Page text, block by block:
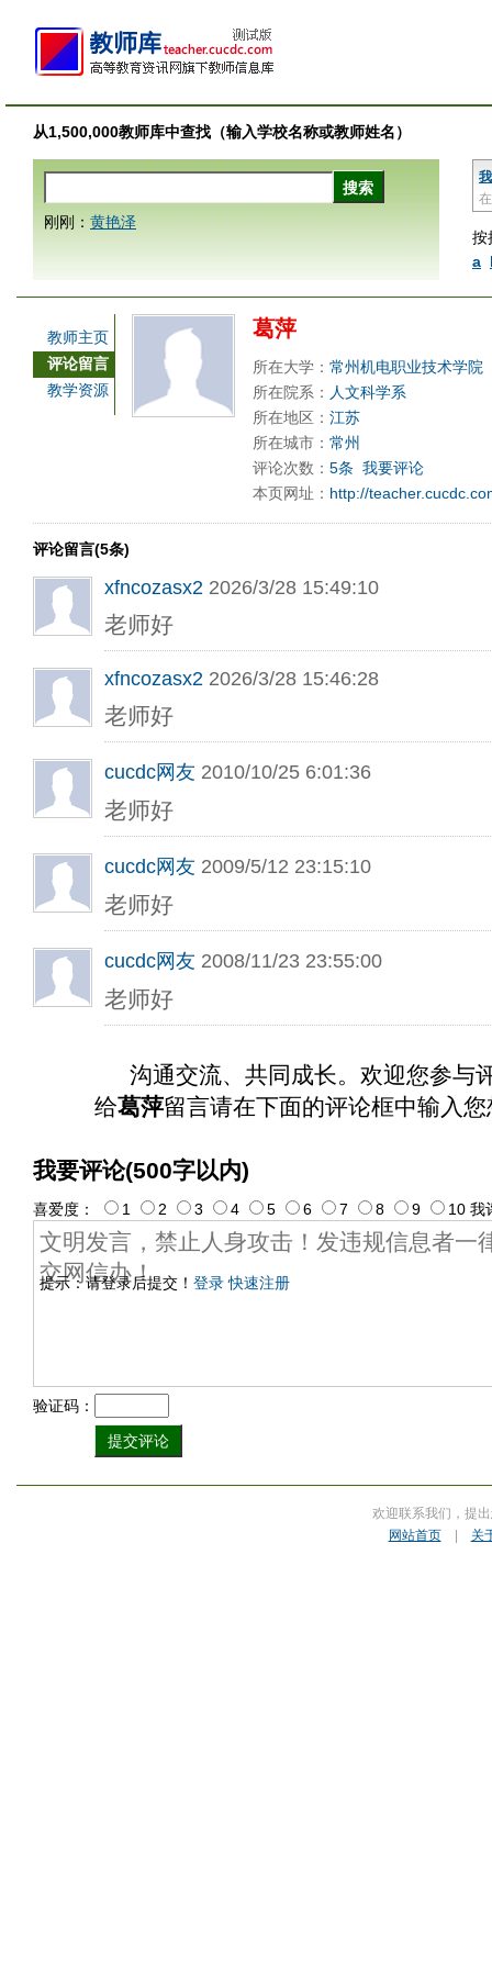
从1,500,000教师库中查找（输入学校名称或教师姓名）
按
a
刚刚： 黄艳泽
教师主页
评论留言
教学资源
葛萍
所在大学： 常州机电职业技术学院
所在院系： 人文科学系
所在地区： 江苏
所在城市： 常州
评论次数： 5条 我要评论
本页网址： http://
评论留言(5条)
xfncozasx2 2026/3/28 15:49:10
老师好
xfncozasx2 2026/3/28 15:46:28
老师好
cucdc网友 2010/10/25 6:01:36
老师好
cucdc网友 2009/5/12 23:15:10
老师好
cucdc网友 2008/11/23 23:55:00
老师好
沟通交流、共同成长。欢迎您参与
给葛萍留言请在下面的评论框中输入
我要评论(500字以内)
提示：请登录后提交！ 登录 快速注册
喜爱度： 1 2 3 4 5 6 7 8 9 10 我
验证码：
欢迎联系我们，提
网站首页| 关